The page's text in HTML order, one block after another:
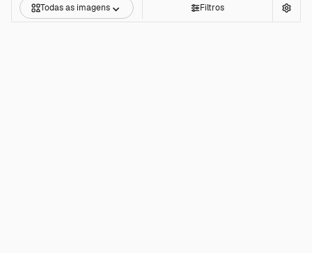
Todas as imagens Filtros